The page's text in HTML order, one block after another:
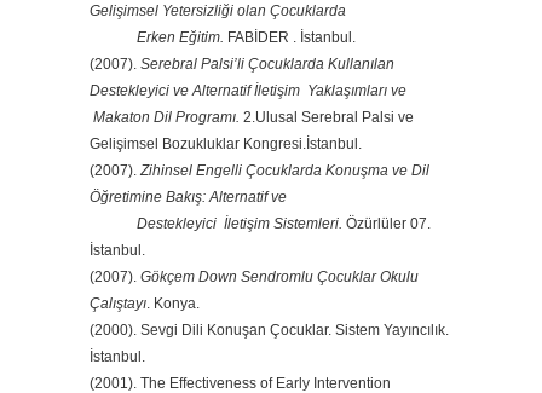
Gelişimsel Yetersizliği olan Çocuklarda
Erken Eğitim. FABİDER . İstanbul.
(2007). Serebral Palsi’li Çocuklarda Kullanılan
Destekleyici ve Alternatif İletişim Yaklaşımları ve
Makaton Dil Programı. 2.Ulusal Serebral Palsi ve
Gelişimsel Bozukluklar Kongresi.İstanbul.
(2007). Zihinsel Engelli Çocuklarda Konuşma ve Dil
Öğretimine Bakış: Alternatif ve
Destekleyici İletişim Sistemleri. Özürlüler 07.
İstanbul.
(2007). Gökçem Down Sendromlu Çocuklar Okulu
Çalıştayı . Konya.
(2000). Sevgi Dili Konuşan Çocuklar. Sistem Yayıncılık.
İstanbul.
(2001). The Effectiveness of Early Intervention